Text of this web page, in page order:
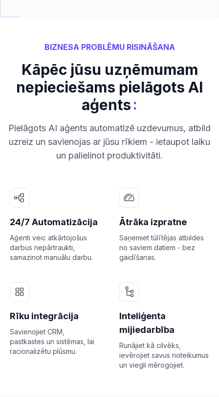
BIZNESA PROBLĒMU RISINĀŠANA
Kāpēc jūsu uzņēmumam
nepieciešams pielāgots AI
aģents:
Pielāgots AI aģents automatizē uzdevumus, atbild
uzreiz un savienojas ar jūsu rīkiem - ietaupot laiku
un palielinot produktivitāti.
24/7 Automatizācija
Aģenti veic atkārtojošus
darbus nepārtraukti,
samazinot manuālu darbu.
Ātrāka izpratne
Saņemiet tūlītējas atbildes
no saviem datiem - bez
gaidīšanas.
Rīku integrācija
Savienojiet CRM,
pastkastes un sistēmas, lai
racionalizētu plūsmu.
Inteliģenta
mijiedarbība
Runājiet kā cilvēks,
ievērojiet savus noteikumus
un viegli mērogojiet.